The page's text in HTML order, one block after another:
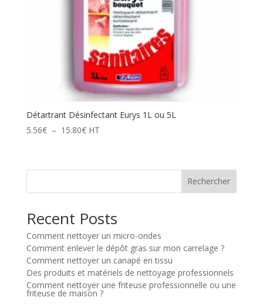
Détartrant Désinfectant Eurys 1L ou 5L
5.56€ – 15.80€Plage
5.56€
HT
Rechercher
Recent Posts
Comment nettoyer un micro-ondes
Comment enlever le dépôt gras sur mon carrelage ?
Comment nettoyer un canapé en tissu
Des produits et matériels de nettoyage professionnels
Comment nettoyer une friteuse professionnelle ou une
friteuse de maison ?